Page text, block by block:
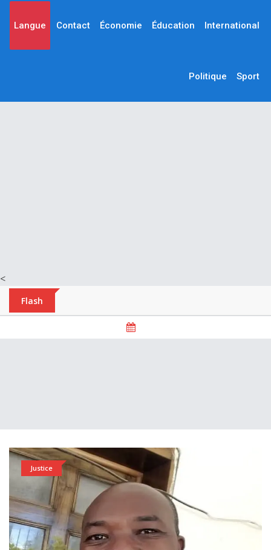
<
Langue Contact Économie Éducation International
Politique Sport
Flash
Justice